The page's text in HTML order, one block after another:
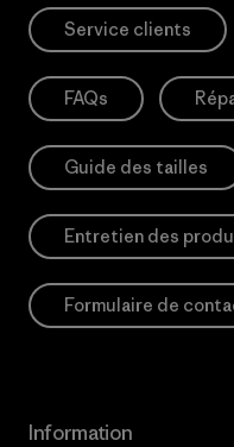
Service clients
FAQs
Guide des tailles
Entretien des
Formulaire de
Information